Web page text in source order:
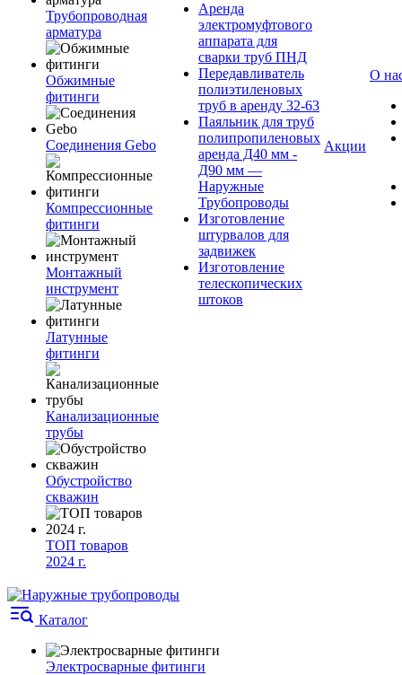
Трубопроводная
арматура
Обжимные
фитинги
Соединения Gebo
Компрессионные
фитинги
Монтажный
инструмент
Латунные
фитинги
Канализационные
трубы
Обустройство
скважин
ТОП товаров
2024 г.
Аренда
электромуфтового
аппарата для
сварки труб ПНД
Передавливатель
полиэтиленовых
труб в аренду 32-63
Паяльник для труб
полипропиленовых
аренда Д40 мм -
Д90 мм —
Наружные
Трубопроводы
Изготовление
штурвалов для
задвижек
Изготовление
телескопических
штоков
Акции
О
Каталог
Электросварные фитинги